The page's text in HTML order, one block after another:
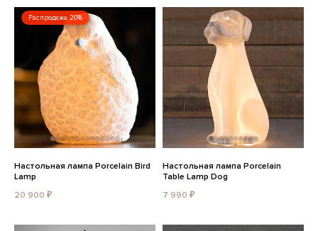
Распродажа 20%
Настольная лампа Porcelain Bird
Lamp
20 900 ₽
Настольная лампа Porcelain
Table Lamp Dog
7 990 ₽